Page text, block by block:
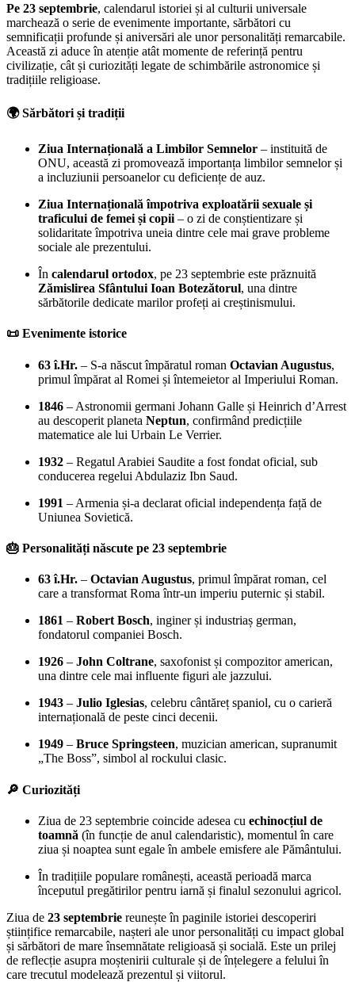
Pe 23 septembrie, calendarul istoriei și al culturii universale
marchează o serie de evenimente importante, sărbători cu
semnificații profunde și aniversări ale unor personalități remarcabile.
Această zi aduce în atenție atât momente de referință pentru
civilizație, cât și curiozități legate de schimbările astronomice și
tradițiile religioase.
🌍 Sărbători și tradiții
Ziua Internațională a Limbilor Semnelor – instituită de
ONU, această zi promovează importanța limbilor semnelor și
a incluziunii persoanelor cu deficiențe de auz.
Ziua Internațională împotriva exploatării sexuale și
traficului de femei și copii – o zi de conștientizare și
solidaritate împotriva uneia dintre cele mai grave probleme
sociale ale prezentului.
În calendarul ortodox, pe 23 septembrie este prăznuită
Zămislirea Sfântului Ioan Botezătorul, una dintre
sărbătorile dedicate marilor profeți ai creștinismului.
📜 Evenimente istorice
63 î.Hr. – S-a născut împăratul roman Octavian Augustus,
primul împărat al Romei și întemeietor al Imperiului Roman.
1846 – Astronomii germani Johann Galle și Heinrich d’Arrest
au descoperit planeta Neptun, confirmând predicțiile
matematice ale lui Urbain Le Verrier.
1932 – Regatul Arabiei Saudite a fost fondat oficial, sub
conducerea regelui Abdulaziz Ibn Saud.
1991 – Armenia și-a declarat oficial independența față de
Uniunea Sovietică.
🎂 Personalități născute pe 23 septembrie
63 î.Hr. – Octavian Augustus, primul împărat roman, cel
care a transformat Roma într-un imperiu puternic și stabil.
1861 – Robert Bosch, inginer și industriaș german,
fondatorul companiei Bosch.
1926 – John Coltrane, saxofonist și compozitor american,
una dintre cele mai influente figuri ale jazzului.
1943 – Julio Iglesias, celebru cântăreț spaniol, cu o carieră
internațională de peste cinci decenii.
1949 – Bruce Springsteen, muzician american, supranumit
„The Boss”, simbol al rockului clasic.
🔎 Curiozități
Ziua de 23 septembrie coincide adesea cu echinocțiul de
toamnă (în funcție de anul calendaristic), momentul în care
ziua și noaptea sunt egale în ambele emisfere ale Pământului.
În tradițiile populare românești, această perioadă marca
începutul pregătirilor pentru iarnă și finalul sezonului agricol.
Ziua de 23 septembrie reunește în paginile istoriei descoperiri
științifice remarcabile, nașteri ale unor personalități cu impact global
și sărbători de mare însemnătate religioasă și socială. Este un prilej
de reflecție asupra moștenirii culturale și de înțelegere a felului în
care trecutul modelează prezentul și viitorul.